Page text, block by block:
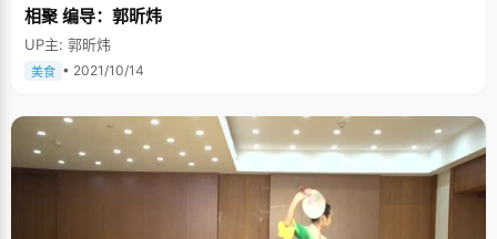
相聚 编导：郭昕炜
UP主: 郭昕炜
美食 • 2021/10/14